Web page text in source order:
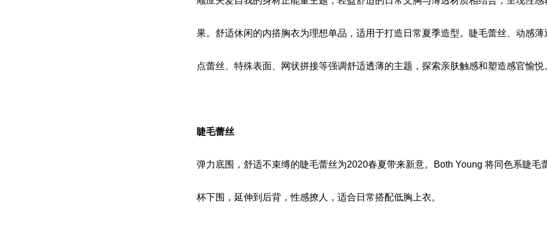
果。舒适休闲的内搭胸衣为理想单品，适用于打造日常夏季造型。睫毛蕾丝、动感薄
点蕾丝、特殊表面、网状拼接等强调舒适透薄的主题，探索亲肤触感和塑造感官愉悦
睫毛蕾丝
弹力底围，舒适不束缚的睫毛蕾丝为2020春夏带来新意。Both Young 将同色系睫毛
杯下围，延伸到后背，性感撩人，适合日常搭配低胸上衣。